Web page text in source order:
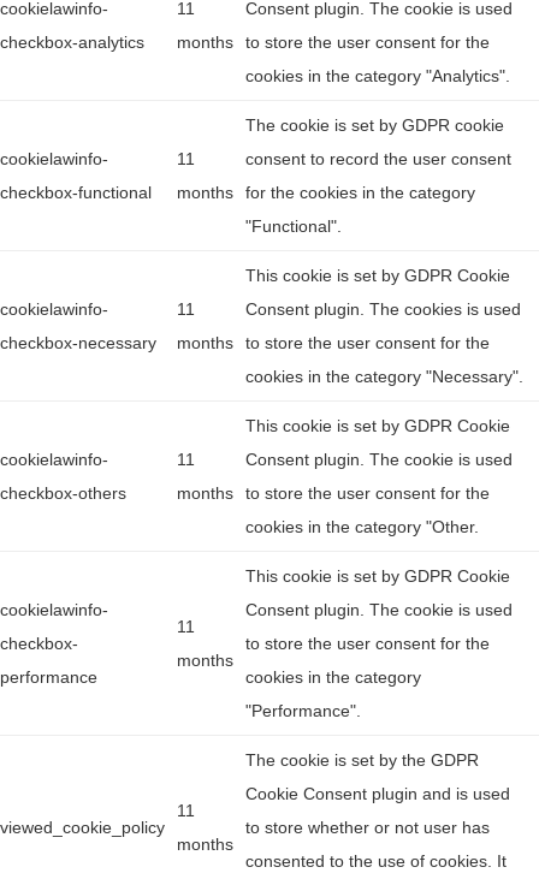
cookielawinfo-
checkbox-analytics
11
months
Consent plugin. The cookie is used
to store the user consent for the
cookies in the category "Analytics".
cookielawinfo-
checkbox-functional
11
months
The cookie is set by GDPR cookie
consent to record the user consent
for the cookies in the category
"Functional".
cookielawinfo-
checkbox-necessary
11
months
This cookie is set by GDPR Cookie
Consent plugin. The cookies is used
to store the user consent for the
cookies in the category "Necessary".
cookielawinfo-
checkbox-others
11
months
This cookie is set by GDPR Cookie
Consent plugin. The cookie is used
to store the user consent for the
cookies in the category "Other.
cookielawinfo-
checkbox-
performance
11
months
This cookie is set by GDPR Cookie
Consent plugin. The cookie is used
to store the user consent for the
cookies in the category
"Performance".
viewed_cookie_policy
11
months
The cookie is set by the GDPR
Cookie Consent plugin and is used
to store whether or not user has
consented to the use of cookies. It